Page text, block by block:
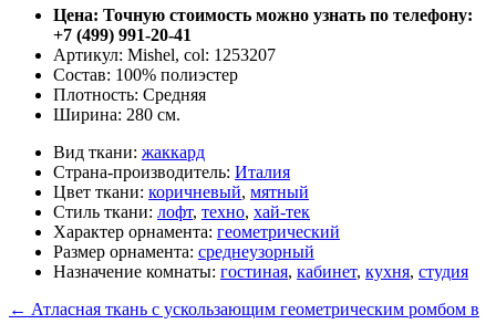
Цена: Точную стоимость можно узнать по телефону:
+7 (499) 991-20-41
Артикул: Mishel, col: 1253207
Состав: 100% полиэстер
Плотность: Средняя
Ширина: 280 см.
Вид ткани: жаккард
Страна-производитель: Италия
Цвет ткани: коричневый, мятный
Стиль ткани: лофт, техно, хай-тек
Характер орнамента: геометрический
Размер орнамента: среднеузорный
Назначение комнаты: гостиная, кабинет, кухня, студия
← Атласная ткань с ускользающим геометрическим ромбом в